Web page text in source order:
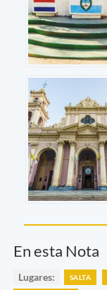
En esta Nota
Lugares: SALTA